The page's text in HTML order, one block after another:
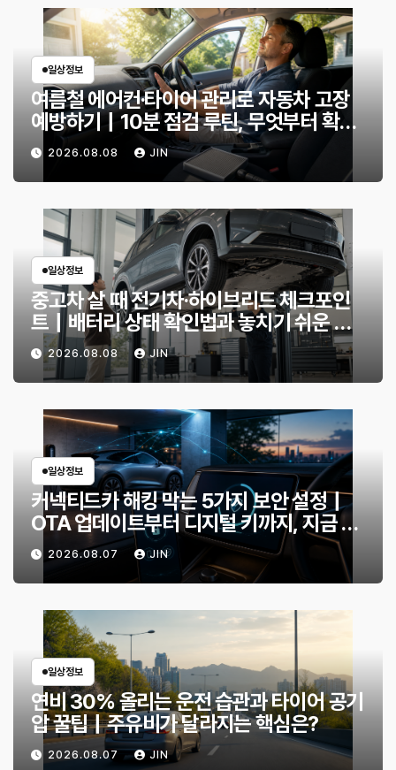
일상정보
여름철 에어컨·타이어 관리로 자동차 고장
예방하기｜10분 점검 루틴, 무엇부터 확인
할까?
2026.08.08 JIN
일상정보
중고차 살 때 전기차·하이브리드 체크포인
트｜배터리 상태 확인법과 놓치기 쉬운 위
험 신호
2026.08.08 JIN
일상정보
커넥티드카 해킹 막는 5가지 보안 설정｜
OTA 업데이트부터 디지털 키까지, 지금 확
인할 것은?
2026.08.07 JIN
일상정보
연비 30% 올리는 운전 습관과 타이어 공기
압 꿀팁｜주유비가 달라지는 핵심은?
2026.08.07 JIN